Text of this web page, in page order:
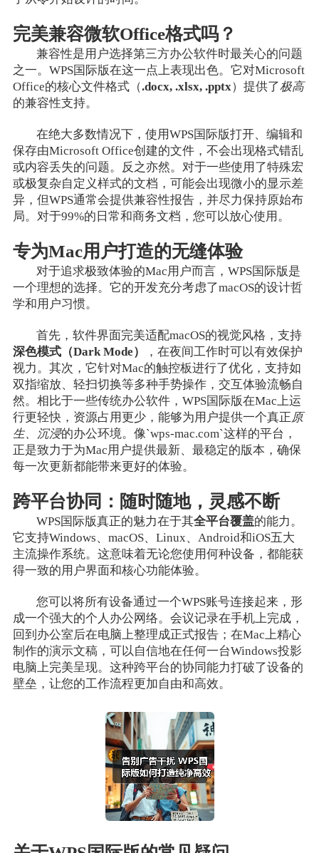
完美兼容微软Office格式吗？
兼容性是用户选择第三方办公软件时最关心的问题
之一。WPS国际版在这一点上表现出色。它对Microsoft
Office的核心文件格式（.docx, .xlsx, .pptx）提供了极高
的兼容性支持。
在绝大多数情况下，使用WPS国际版打开、编辑和
保存由Microsoft Office创建的文件，不会出现格式错乱
或内容丢失的问题。反之亦然。对于一些使用了特殊宏
或极复杂自定义样式的文档，可能会出现微小的显示差
异，但WPS通常会提供兼容性报告，并尽力保持原始布
局。对于99%的日常和商务文档，您可以放心使用。
专为Mac用户打造的无缝体验
对于追求极致体验的Mac用户而言，WPS国际版是
一个理想的选择。它的开发充分考虑了macOS的设计哲
学和用户习惯。
首先，软件界面完美适配macOS的视觉风格，支持
深色模式（Dark Mode）
，在夜间工作时可以有效保护
视力。其次，它针对Mac的触控板进行了优化，支持如
双指缩放、轻扫切换等多种手势操作，交互体验流畅自
然。相比于一些传统办公软件，WPS国际版在Mac上运
行更轻快，资源占用更少，能够为用户提供一个真正原
生、沉浸的办公环境。像`wps-mac.com`这样的平台，
正是致力于为Mac用户提供最新、最稳定的版本，确保
每一次更新都能带来更好的体验。
跨平台协同：随时随地，灵感不断
WPS国际版真正的魅力在于其全平台覆盖的能力。
它支持Windows、macOS、Linux、Android和iOS五大
主流操作系统。这意味着无论您使用何种设备，都能获
得一致的用户界面和核心功能体验。
您可以将所有设备通过一个WPS账号连接起来，形
成一个强大的个人办公网络。会议记录在手机上完成，
回到办公室后在电脑上整理成正式报告；在Mac上精心
制作的演示文稿，可以自信地在任何一台Windows投影
电脑上完美呈现。这种跨平台的协同能力打破了设备的
壁垒，让您的工作流程更加自由和高效。